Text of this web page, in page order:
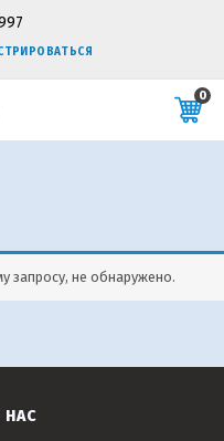
0
запросу, не обнаружено.
НАС